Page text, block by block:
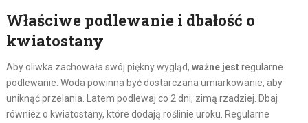
Właściwe podlewanie i dbałość o
kwiatostany
Aby oliwka zachowała swój piękny wygląd, ważne jestregularne
podlewanie. Woda powinna być dostarczana umiarkowanie, aby
uniknąć przelania. Latem podlewaj co 2 dni, zimą rzadziej. Dbaj
również o kwiatostany, które dodają roślinie uroku. Regularne